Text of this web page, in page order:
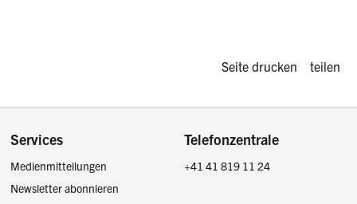
Diese Seite
Seite drucken teilen
Footer
Services
Medienmitteilungen
Newsletter abonnieren
Telefonzentrale
+41 41 819 11 24